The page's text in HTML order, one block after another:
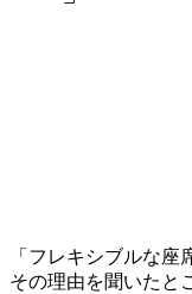
「フレキシブルな
その理由を聞いたと